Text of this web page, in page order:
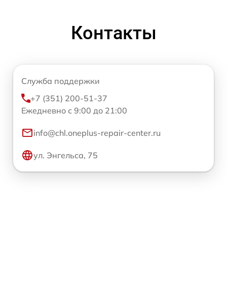
Контакты
Служба поддержки
+7 (351) 200-51-37
Ежедневно с 9:00 до 21:00
info@chl.oneplus-repair-center.ru
ул. Энгельса, 75